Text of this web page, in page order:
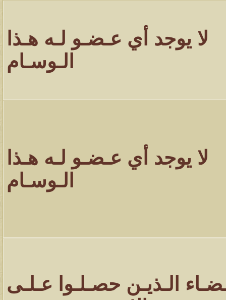
لا يوجد أي عـضـو لـه هـذا
الـوسـام
لا يوجد أي عـضـو لـه هـذا
الـوسـام
الـذيـن حصـلـوا عـلـى